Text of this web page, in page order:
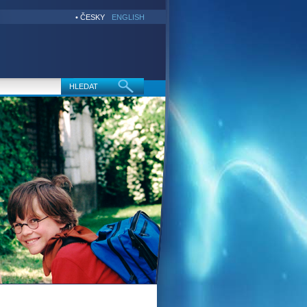
ENGLISH
• ČESKY